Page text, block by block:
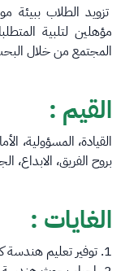
تزويد الطلاب ببيئة
مؤهلين لتلبية
المجتمع من خلال
القيم :
القيادة، المسؤولية،
بروح الفريق، الابداع،
الغايات :
1. توفير تعليم هندسة كهربائية عالي الجودة ومعترف به وطنيا ودوليا.